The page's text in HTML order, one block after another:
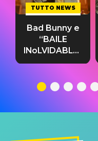
TUTTO NEWS
Bad Bunny e
“BAILE
INoLVIDABLE”:
testo,
significato